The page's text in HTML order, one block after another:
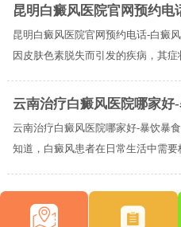
昆明白癜风医院官网预约电
昆明白癜风医院官网预约电话-白癜
因皮肤色素脱失而引发的疾病，其症
云南治疗白癜风医院哪家好
云南治疗白癜风医院哪家好-暴饮暴
知道，白癜风患者在日常生活中需要